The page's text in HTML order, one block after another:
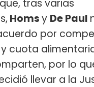
tras varias
Homsy De Paul
por
cuota
por lo
llevar a la